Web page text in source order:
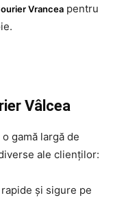
Vrancea pentru
Vâlcea
gamă largă de
ale clienților:
și sigure pe